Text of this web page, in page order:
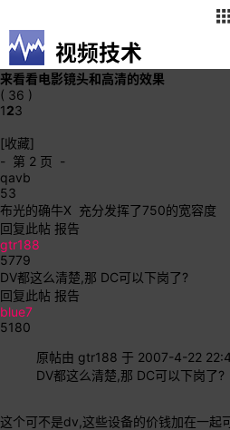
视频技术
来看看电影镜头和高清的效果
( 36 )
123
[收藏]
- 第 2 页 -
qavb
53
布光的确牛X 充分发挥了750的宽容度
回复此帖 报告
gtr188
5779
DV都这么清楚,那 DC可以下岗了?
回复此帖 报告
blue7
5180
原帖由 gtr188 于 2007-4-22
DV都这么清楚,那 DC可以下岗了?
这个可不是dv,这些设备的价钱加在一起